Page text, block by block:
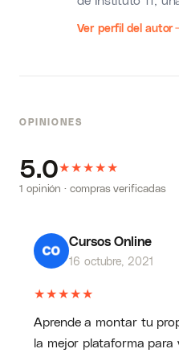
de contenido
dedican a
experiencias y
más futuristas en
Ver perfil del autor
OPINIONES
5.0★★★★★
1 opinión · compras verificadas
Cursos Online
16 octubre, 2021
★★★★★
Aprende a montar tu
la mejor plataforma para